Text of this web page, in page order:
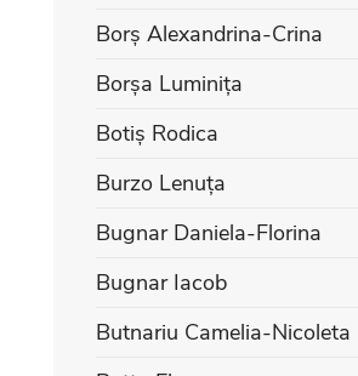
Borș Alexandrina-Crina
Borșa Luminița
Botiș Rodica
Burzo Lenuța
Bugnar Daniela-Florina
Bugnar Iacob
Butnariu Camelia-Nicoleta